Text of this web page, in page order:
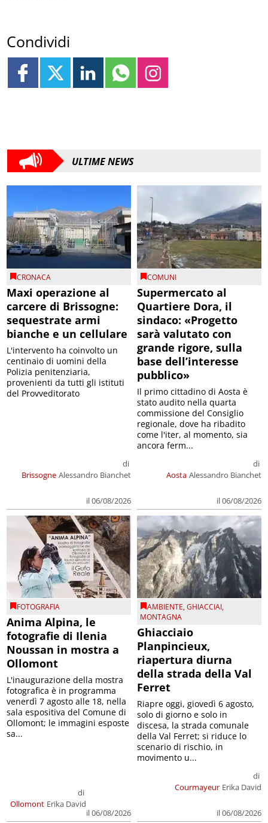
Condividi
ULTIME NEWS
CRONACA
Maxi operazione al
carcere di Brissogne:
sequestrate armi
bianche e un cellulare
Brissogne
di
Alessandro Bianchet
il 06/08/2026
L'intervento ha coinvolto un
centinaio di uomini della
Polizia penitenziaria,
provenienti da tutti gli istituti
del Provveditorato
COMUNI
Supermercato al
Quartiere Dora, il
sindaco: «Progetto
sarà valutato con
grande rigore, sulla
base dell’interesse
pubblico»
Aosta
di
Alessandro Bianchet
il 06/08/2026
Il primo cittadino di Aosta è
stato audito nella quarta
commissione del Consiglio
regionale, dove ha ribadito
come l'iter, al momento, sia
ancora ferm...
FOTOGRAFIA
Anima Alpina, le
fotografie di Ilenia
Noussan in mostra a
Ollomont
Ollomont
di
Erika David
il 06/08/2026
L'inaugurazione della mostra
fotografica è in programma
venerdì 7 agosto alle 18, nella
sala espositiva del Comune di
Ollomont; le immagini esposte
sa...
AMBIENTE,GHIACCIAI,
MONTAGNA
Ghiacciaio
Planpincieux,
riapertura diurna
della strada della Val
Ferret
Courmayeur
di
Erika David
il 06/08/2026
Riapre oggi, giovedì 6 agosto,
solo di giorno e solo in
discesa, la strada comunale
della Val Ferret; si riduce lo
scenario di rischio, in
movimento u...